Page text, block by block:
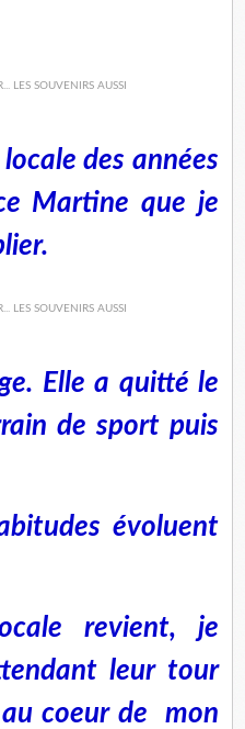
des années
Martine que je
Elle a quitté le
de sport puis
évoluent
revient, je
leur tour
coeur de mon